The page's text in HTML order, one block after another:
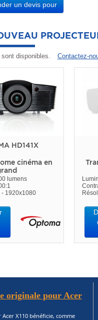
un devis pour
disponibles. Contactez-
HD141X
cinéma en
lumens
- 1920x1080
originale pour Acer
X110 bénéficie, comme